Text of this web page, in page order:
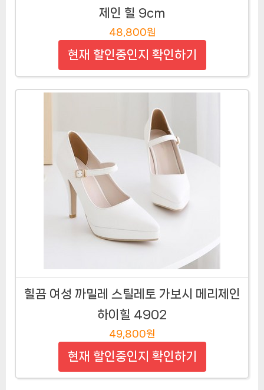
제인 힐 9cm
48,800원
현재 할인중인지 확인하기
힐끔 여성 까밀레 스틸레토 가보시 메리제인
하이힐 4902
49,800원
현재 할인중인지 확인하기